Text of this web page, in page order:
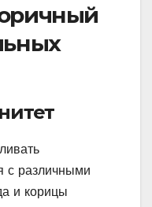
с различными
и корицы